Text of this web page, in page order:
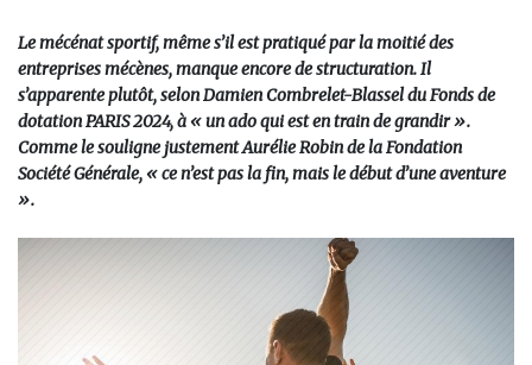
Le mécénat sportif, même s’il est pratiqué par la moitié des
entreprises mécènes, manque encore de structuration. Il
s’apparente plutôt, selon Damien Combrelet-Blassel du Fonds de
dotation PARIS 2024, à « un ado qui est en train de grandir ».
Comme le souligne justement Aurélie Robin de la Fondation
Société Générale, « ce n’est pas la fin, mais le début d’une aventure
».